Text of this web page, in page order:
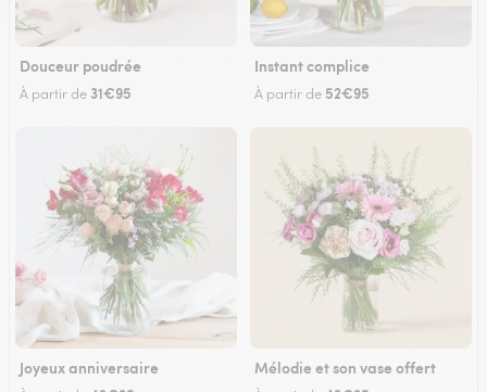
Douceur poudrée
À partir de 31€95
Instant complice
À partir de 52€95
Joyeux anniversaire Mélodie et son vase offert